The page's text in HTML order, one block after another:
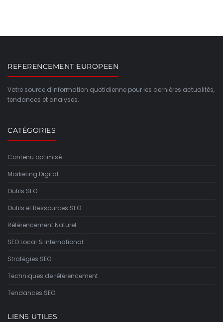
REFERENCEMENT EUROPEEN
Votre source d'information quotidienne pour les dernières actualités,
tendances et analyses.
CATÉGORIES
Contenu optimisé
Marketing Digital
Outils SEO
Outils et Ressources SEO
Référencement Naturel
SEO Local & International
Stratégies SEO
Techniques de référencement
Tendances SEO
LIENS UTILES